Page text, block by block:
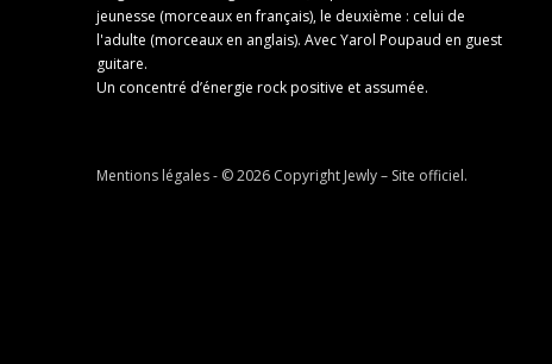
jeunesse (morceaux en français), le deuxième : celui de
l'adulte (morceaux en anglais). Avec Yarol Poupaud en guest
guitare.
Un concentré d’énergie rock positive et assumée.
Mentions légales- © 2026 Copyright Jewly – Site officiel.